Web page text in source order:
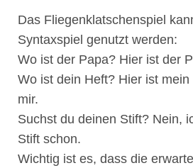
Das Fliegenklatschenspiel
Syntaxspiel genutzt werden:
Wo ist der Papa? Hier ist der
Wo ist dein Heft? Hier ist
mir.
Suchst du deinen Stift? Nein,
Stift schon.
Wichtig ist es, dass die